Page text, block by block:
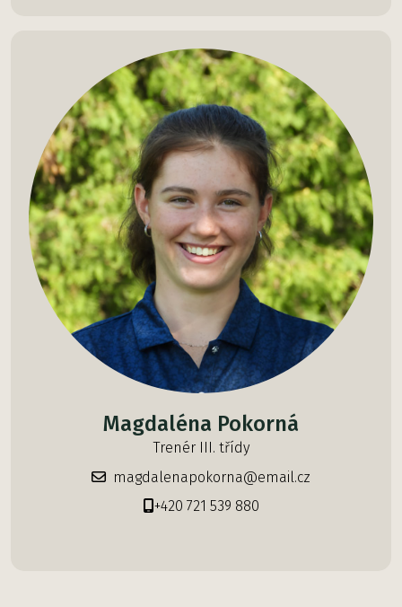
Magdaléna Pokorná
Trenér III. třídy
magdalenapokorna@email.cz
+420 721 539 880